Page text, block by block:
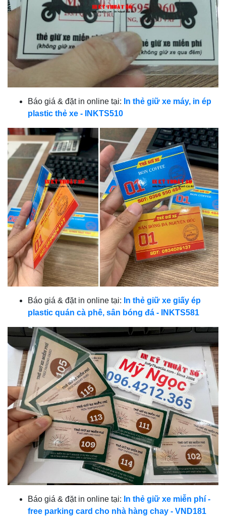
Báo giá & đặt in online tại: In thẻ giữ xe máy, in ép
plastic thẻ xe - INKTS510
Báo giá & đặt in online tại: In thẻ giữ xe giấy ép
plastic quán cà phê, sân bóng đá - INKTS581
Báo giá & đặt in online tại: In thẻ giữ xe miễn phí -
free parking card cho nhà hàng chay - VND181